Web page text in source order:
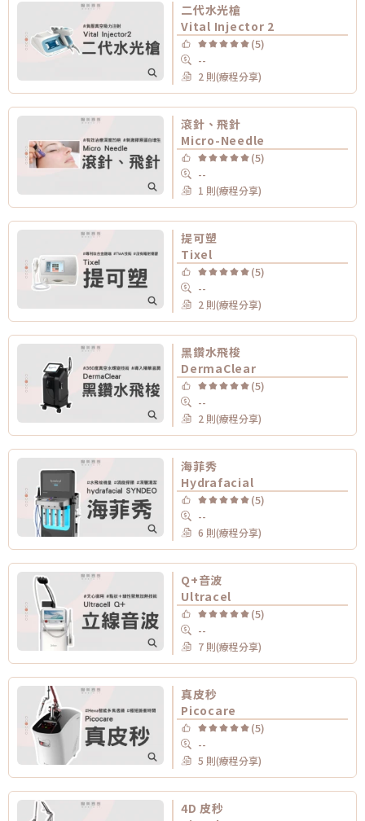
二代水光槍
Vital Injector 2
(5)
--
2 則(療程分享)
滾針、飛針
Micro-Needle
(5)
--
1 則(療程分享)
提可塑
Tixel
(5)
--
2 則(療程分享)
黑鑽水飛梭
DermaClear
(5)
--
2 則(療程分享)
海菲秀
Hydrafacial
(5)
--
6 則(療程分享)
Q+音波
Ultracel
(5)
--
7 則(療程分享)
真皮秒
Picocare
(5)
--
5 則(療程分享)
4D 皮秒